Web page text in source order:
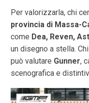
Per valorizzarla, chi
provincia di Massa-
come Dea, Reven,
un disegno a stella.
può valutare Gunner,
scenografica e